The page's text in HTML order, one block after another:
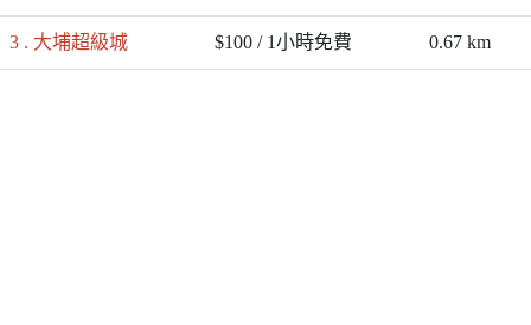
3 . 大埔超級城 $100 / 1小時免費 0.67 km